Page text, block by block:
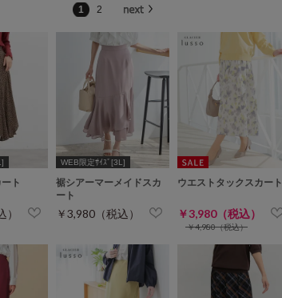
1
2
ト
WEB限定ｻｲｽﾞ[3L]
裾シアーマーメイドスカ
ート
￥3,980（税込）
ウエストタックスカート
￥3,980（税込）
￥4,980（税込）